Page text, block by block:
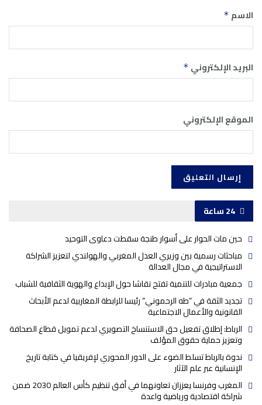
الاسم *
البريد الإلكتروني *
الموقع الإلكتروني
24 ساعة
حين مات الحوار على أسوار طنجة سقطت دعاوى التوحيد
مباحثات رسمية بين وزيري العدل المغربي والهولندي لتعزيز الشراكة
الاستراتيجية في مجال العدالة
جمعية مبادرات للتنمية تفتح نقاشا حول الإبداع والهوية الثقافية للشباب
تجديد الثقة في “طه الرحموني” رئيسا للرابطة المغاربية لدعم الأبحاث
القانونية والأعمال الاجتماعية
الرباط: إطلاق تفعيل حق الاستنساخ التصويري لدعم تمويل قطاع الصحافة
وتعزيز حماية حقوق المؤلف
ندوة بالرباط تسلط الضوء على الدور المحوري لإفريقيا في كتابة تاريخ
الإنسانية عبر علم الآثار
المغرب وفرنسا يعززان تعاونهما في أفق تنظيم كأس العالم 2030 ضمن
شراكة اقتصادية ورياضية واعدة